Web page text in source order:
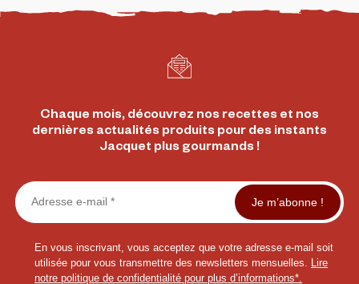
Chaque mois, découvrez nos recettes et nos
dernières actualités produits pour des instants
Jacquet plus gourmands !